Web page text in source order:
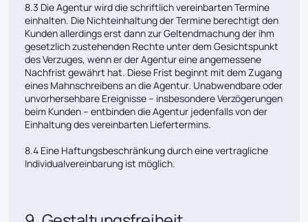
8.3 Die Agentur wird die schriftlich vereinbarten Termine
einhalten. Die Nichteinhaltung der Termine berechtigt den
Kunden allerdings erst dann zur Geltendmachung der ihm
gesetzlich zustehenden Rechte unter dem Gesichtspunkt
des Verzuges, wenn er der Agentur eine angemessene
Nachfrist gewährt hat. Diese Frist beginnt mit dem Zugang
eines Mahnschreibens an die Agentur. Unabwendbare oder
unvorhersehbare Ereignisse – insbesondere Verzögerungen
beim Kunden – entbinden die Agentur jedenfalls von der
Einhaltung des vereinbarten Liefertermins.
8.4 Eine Haftungsbeschränkung durch eine vertragliche
Individualvereinbarung ist möglich.